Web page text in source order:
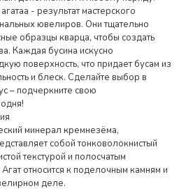
- результат мастерского
ювелиров. Они тщательно
образцы кварца, чтобы создать
Каждая бусина искусно
поверхность, что придает бусам из
и блеск. Сделайте выбор в
– подчеркните свою
минерал кремнезёма,
собой тонковолокнистый
текстурой и полосчатым
относится к поделочным камням и
деле.